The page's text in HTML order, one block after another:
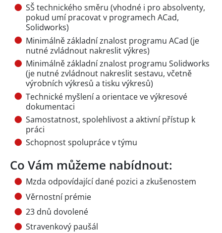
SŠ technického směru (vhodné i pro absolventy,
pokud umí pracovat v programech ACad,
Solidworks)
Minimálně základní znalost programu ACad (je
nutné zvládnout nakreslit výkres)
Minimálně základní znalost programu Solidworks
(je nutné zvládnout nakreslit sestavu, včetně
výrobních výkresů a tisku výkresů)
Technické myšlení a orientace ve výkresové
dokumentaci
Samostatnost, spolehlivost a aktivní přístup k
práci
Schopnost spolupráce v týmu
Co Vám můžeme nabídnout:
Mzda odpovídající dané pozici a zkušenostem
Věrnostní prémie
23 dnů dovolené
Stravenkový paušál